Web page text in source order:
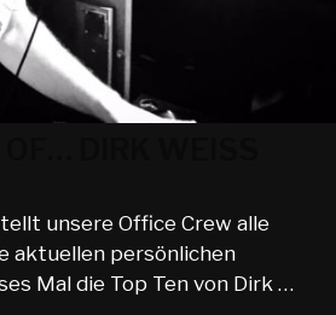
unsere Office Crew alle
aktuellen persönlichen
Mal die Top Ten von Dirk …